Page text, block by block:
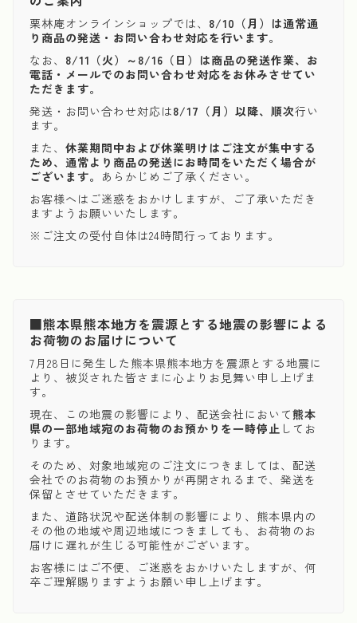
栗林庵オンラインショップでは、 8/10（月）は通常通
り商品の発送・お問い合わせ対応を行います。
なお、 8/11（火）～8/16（日）は商品の発送作業、お
電話・メールでのお問い合わせ対応をお休みさせてい
ただきます。
発送・お問い合わせ対応は8/17（月）以降、順次行い
ます。
また、 休業期間中および休業明けはご注文が集中する
ため、通常より商品の発送にお時間をいただく場合が
ございます。 あらかじめご了承ください。
お客様へはご迷惑をおかけしますが、ご了承いただき
ますようお願いいたします。
※ご注文の受付自体は24時間行っております。
■熊本県熊本地方を震源とする地震の影響による
お荷物のお届けについて
7月28日に発生した熊本県熊本地方を震源とする地震に
より、被災された皆さまに心よりお見舞い申し上げま
す。
現在、この地震の影響により、配送会社において熊本
県の一部地域宛のお荷物のお預かりを一時停止 してお
ります。
そのため、対象地域宛のご注文につきましては、配送
会社でのお荷物のお預かりが再開されるまで、発送を
保留とさせていただきます。
また、道路状況や配送体制の影響により、熊本県内の
その他の地域や周辺地域につきましても、お荷物のお
届けに遅れが生じる可能性がございます。
お客様にはご不便、ご迷惑をおかけいたしますが、何
卒ご理解賜りますようお願い申し上げます。